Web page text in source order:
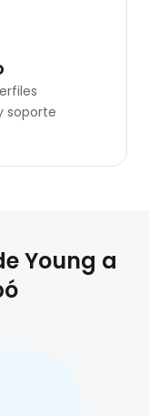
soporte
Young a